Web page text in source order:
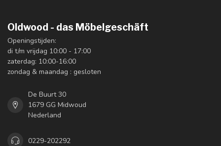
Oldwood - das Möbelgeschäft
Openingstijden:
di t/m vrijdag 10:00 - 17:00
zaterdag: 10:00-16:00
zondag & maandag : gesloten
De Buurt 30
1679 GG Midwoud
Nederland
0229-202292